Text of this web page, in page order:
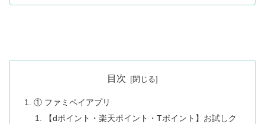
目次
① ファミペイアプリ
【dポイント・楽天ポイント・Tポイント】お試しク